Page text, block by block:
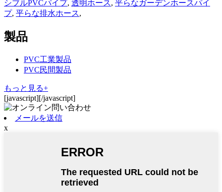
シブルPVCパイプ, 透明ホース, 平らなガーデンホースパイ
プ, 平らな排水ホース,
製品
PVC工業製品
PVC民間製品
もっと見る+
[javascript][/javascript]
メールを送信
x